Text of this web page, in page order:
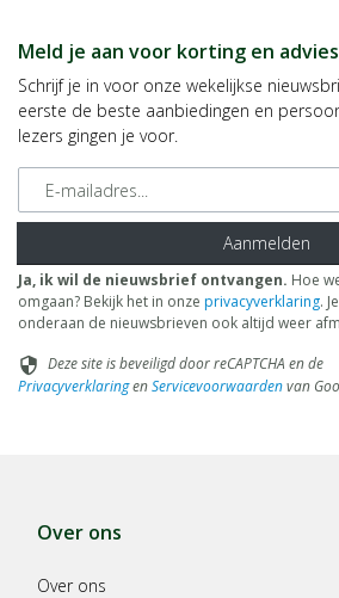
Meld je aan voor korting en advies
Schrijf je in voor onze wekelijkse
eerste de beste aanbiedingen en
lezers gingen je voor.
E-mailadres
Aanmelden
Ja, ik wil de nieuwsbrief ontvangen. Hoe
omgaan? Bekijk het in onze privacyverklaring.
onderaan de nieuwsbrieven ook altijd weer
security Deze site is beveiligd door reCAPTCHA en de
PrivacyverklaringenServicevoorwaardenvan
Over ons
Over ons